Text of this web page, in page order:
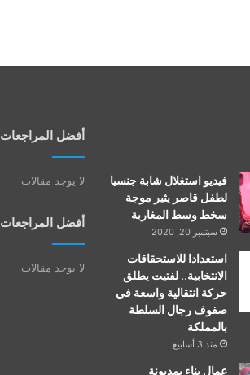
فيديو استغلال شابة جنسيا
لطفل قاصر يثير موجة
سخط وسط المغاربة
سبتمبر 20, 2020
استعدادا للاستحقاقات
الانتخابية.. لفتيت يطلق
حركة انتقالية واسعة في
صفوف رجال السلطة
بالمملكة
منذ 3 أسابيع
عمال بناء بمديونة
أفضل المراجعات
لا يوجد مقالات
أفضل المراجعات
لا يوجد مقالات